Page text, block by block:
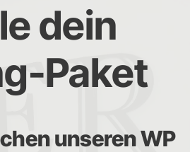
dein
Paket
unseren WP